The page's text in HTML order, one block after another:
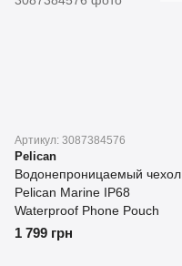
Артикул: 3087384576
Pelican
Водонепроницаемый чехол
Pelican Marine IP68
Waterproof Phone Pouch
1 799 грн